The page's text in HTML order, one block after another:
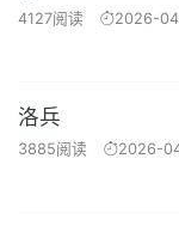
4127阅读 2026-
洛兵
3885阅读 2026-